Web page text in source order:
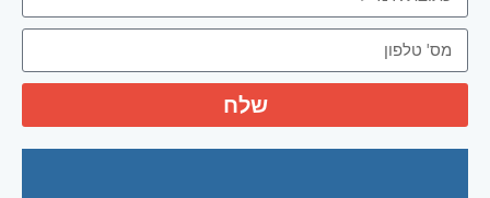
שלח